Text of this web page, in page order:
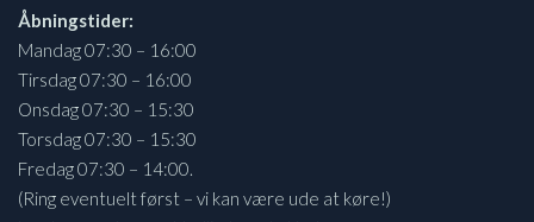
Åbningstider:
Mandag 07:30 – 16:00
Tirsdag 07:30 – 16:00
Onsdag 07:30 – 15:30
Torsdag 07:30 – 15:30
Fredag 07:30 – 14:00.
(Ring eventuelt først – vi kan være ude at køre!)